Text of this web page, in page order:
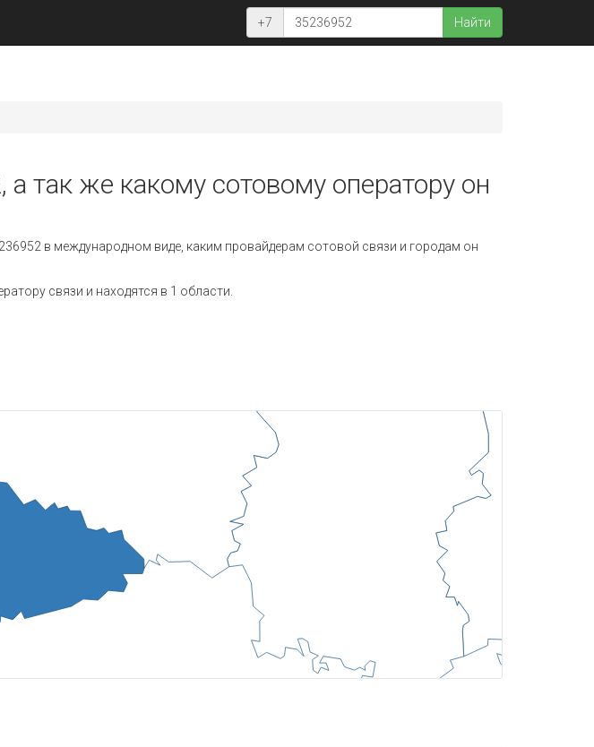
+7 Найти
так же какому сотовому оператору он
в международном виде, каким провайдерам сотовой связи и городам он
связи и находятся в 1 области.